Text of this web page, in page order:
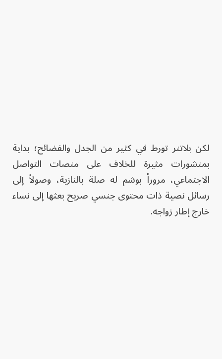
لكن بلاتنر تورط في كثير من الجدل والفضائح؛ بداية
بمنشورات مثيرة للخلاف على منصات التواصل
الاجتماعي، مروراً بوشم له صلة بالنازية، وصولاً إلى
رسائل نصية ذات محتوى جنسي صريح بعثها إلى نساء
خارج إطار زواجه.